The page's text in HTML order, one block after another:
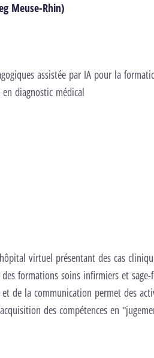
Meuse-Rhin)
assistée par IA pour la
diagnostic médical
virtuel présentant des cas
des formations soins infirmiers et
de la communication permet des
des compétences en